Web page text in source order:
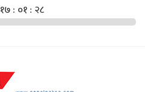
१७ : ०१ : २८